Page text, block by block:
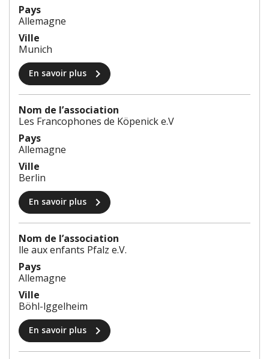
Pays
Allemagne
Ville
Munich
En savoir plus chevron_right
Nom de l’association
Les Francophones de Köpenick e.V
Pays
Allemagne
Ville
Berlin
En savoir plus chevron_right
Nom de l’association
lle aux enfants Pfalz e.V.
Pays
Allemagne
Ville
Böhl-lggelheim
En savoir plus chevron_right